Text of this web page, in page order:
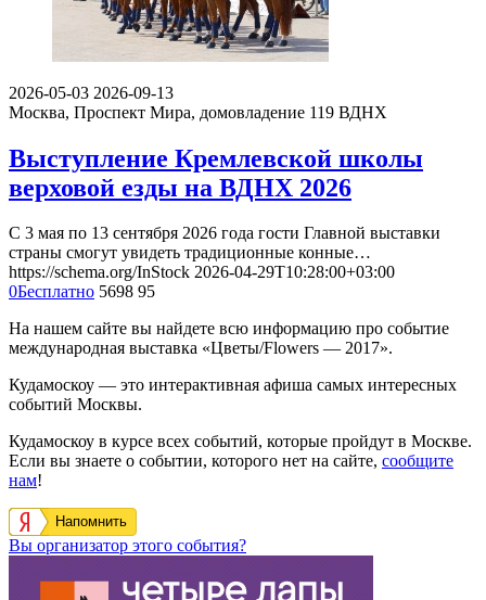
2026-05-03 2026-09-13
Москва, Проспект Мира, домовладение 119 ВДНХ
Выступление Кремлевской школы
верховой езды на ВДНХ 2026
С 3 мая по 13 сентября 2026 года гости Главной выставки
страны смогут увидеть традиционные конные…
https://schema.org/InStock 2026-04-29T10:28:00+03:00
0Бесплатно 5698 95
На нашем сайте вы найдете всю информацию про событие
международная выставка «Цветы/Flowers — 2017».
Кудамоскоу — это интерактивная афиша самых интересных
событий Москвы.
Кудамоскоу в курсе всех событий, которые пройдут в Москве.
Если вы знаете о событии, которого нет на сайте, сообщите
нам!
Напомнить
Вы организатор этого события?